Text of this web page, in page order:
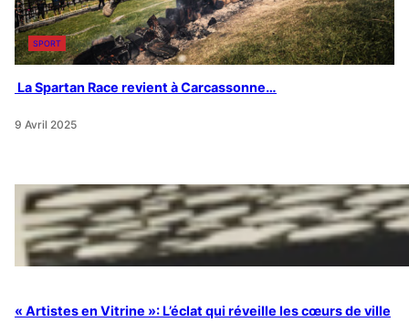
SPORT
La Spartan Race revient à Carcassonne…
9 Avril 2025
« Artistes en Vitrine »: L’éclat qui réveille les cœurs de ville